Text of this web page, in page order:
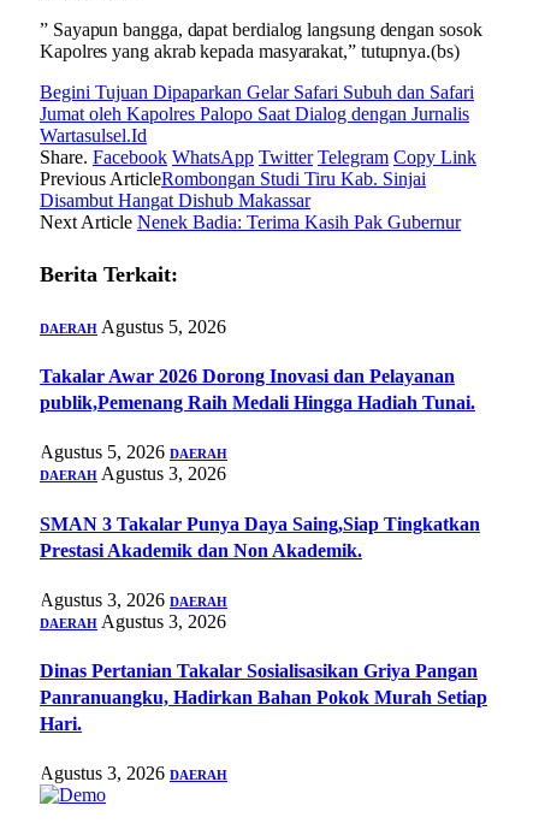
” Sayapun bangga, dapat berdialog langsung dengan sosok
Kapolres yang akrab kepada masyarakat,” tutupnya.(bs)
Begini Tujuan Dipaparkan Gelar Safari Subuh dan Safari
Jumat oleh Kapolres Palopo Saat Dialog dengan Jurnalis
Wartasulsel.Id
Share. Facebook WhatsApp Twitter Telegram Copy Link
Previous ArticleRombongan Studi Tiru Kab. Sinjai
Disambut Hangat Dishub Makassar
Next Article Nenek Badia: Terima Kasih Pak Gubernur
Berita Terkait:
DAERAH Agustus 5, 2026
Takalar Awar 2026 Dorong Inovasi dan Pelayanan
publik,Pemenang Raih Medali Hingga Hadiah Tunai.
Agustus 5, 2026 DAERAH
DAERAH Agustus 3, 2026
SMAN 3 Takalar Punya Daya Saing,Siap Tingkatkan
Prestasi Akademik dan Non Akademik.
Agustus 3, 2026 DAERAH
DAERAH Agustus 3, 2026
Dinas Pertanian Takalar Sosialisasikan Griya Pangan
Panranuangku, Hadirkan Bahan Pokok Murah Setiap
Hari.
Agustus 3, 2026 DAERAH